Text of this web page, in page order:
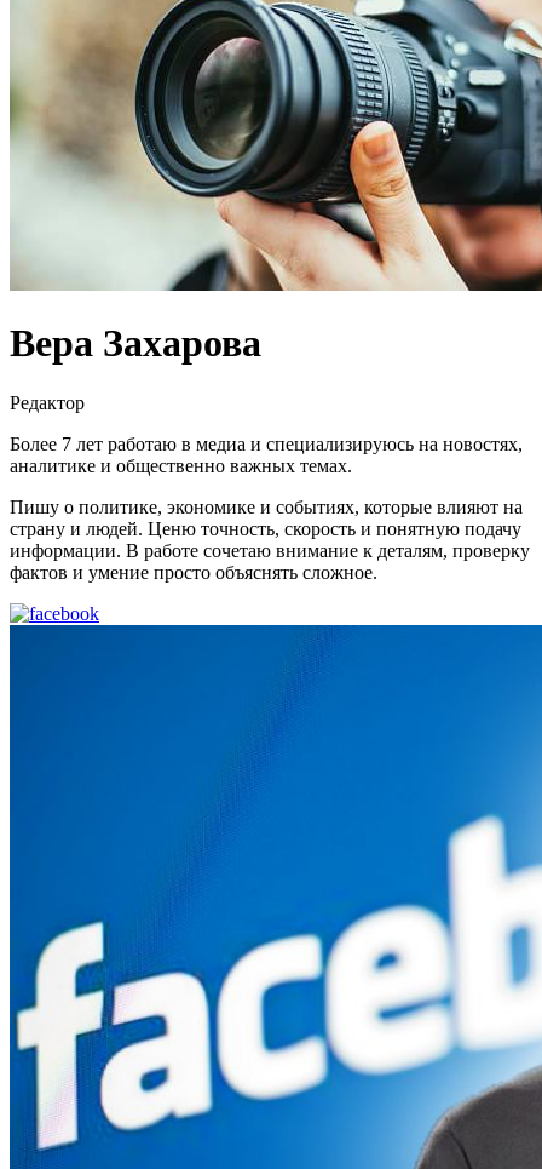
Вера Захарова
Редактор
Более 7 лет работаю в медиа и специализируюсь на новостях,
аналитике и общественно важных темах.
Пишу о политике, экономике и событиях, которые влияют на
страну и людей. Ценю точность, скорость и понятную подачу
информации. В работе сочетаю внимание к деталям, проверку
фактов и умение просто объяснять сложное.